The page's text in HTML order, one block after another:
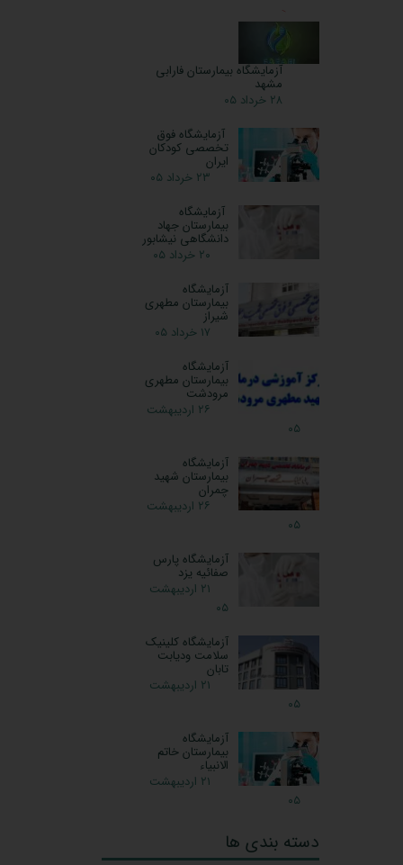
آزمایشگاه بیمارستان فارابی
مشهد
۲۸ خرداد ۰۵
آزمایشگاه فوق
تخصصی کودکان
ایران
۲۳ خرداد ۰۵
آزمایشگاه
بیمارستان جهاد
دانشگاهی نیشابور
۲۰ خرداد ۰۵
آزمایشگاه
بیمارستان مطهری
شیراز
۱۷ خرداد ۰۵
آزمایشگاه
بیمارستان مطهری
مرودشت
۲۶ اردیبهشت
۰۵
آزمایشگاه
بیمارستان شهید
چمران
۲۶ اردیبهشت
۰۵
آزمایشگاه پارس
صفائیه یزد
۲۱ اردیبهشت
۰۵
آزمایشگاه کلینیک
سلامت ودیابت
تابان
۲۱ اردیبهشت
۰۵
آزمایشگاه
بیمارستان خاتم
الانبیاء
۲۱ اردیبهشت
۰۵
دسته بندی ها